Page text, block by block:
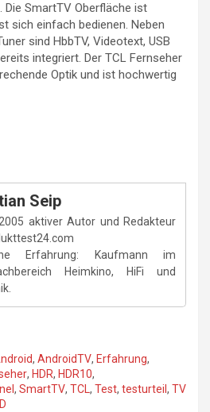
SmartTV Oberfläche ist
sich einfach bedienen. Neben
sind HbbTV, Videotext, USB
integriert. Der TCL Fernseher
Optik und ist hochwertig
Seip
aktiver Autor und Redakteur
Erfahrung: Kaufmann im
Heimkino, HiFi und
, AndroidTV, Erfahrung,
, HDR, HDR10,
, SmartTV, TCL , Test, testurteil , TV